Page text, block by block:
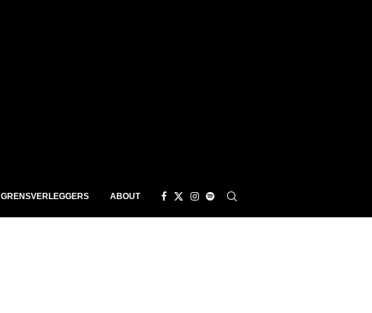
GRENSVERLEGGERS ABOUT